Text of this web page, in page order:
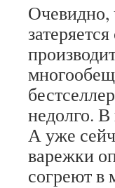
Очевидно,
недолго.
А уже
варежки
согреют в